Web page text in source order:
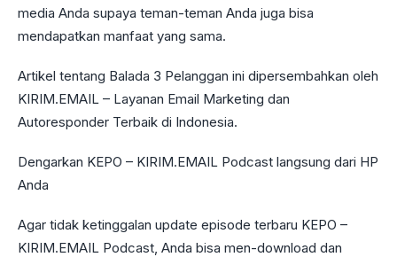
media Anda supaya teman-teman Anda juga bisa
mendapatkan manfaat yang sama.
Artikel tentang Balada 3 Pelanggan ini dipersembahkan oleh
KIRIM.EMAIL – Layanan Email Marketing dan
Autoresponder Terbaik di Indonesia.
Dengarkan KEPO – KIRIM.EMAIL Podcast langsung dari HP
Anda
Agar tidak ketinggalan update episode terbaru KEPO –
KIRIM.EMAIL Podcast, Anda bisa men-download dan